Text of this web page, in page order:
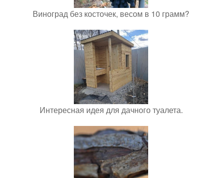
Виноград без косточек, весом в 10 грамм?
Интересная идея для дачного туалета.